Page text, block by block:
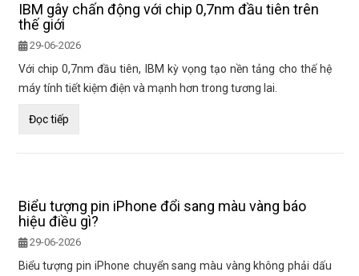
IBM gây chấn động với chip 0,7nm đầu tiên trên
thế giới
29-06-2026
Với chip 0,7nm đầu tiên, IBM kỳ vọng tạo nền tảng cho thế hệ
máy tính tiết kiệm điện và mạnh hơn trong tương lai.
Đọc tiếp
Biểu tượng pin iPhone đổi sang màu vàng báo
hiệu điều gì?
29-06-2026
Biểu tượng pin iPhone chuyển sang màu vàng không phải dấu